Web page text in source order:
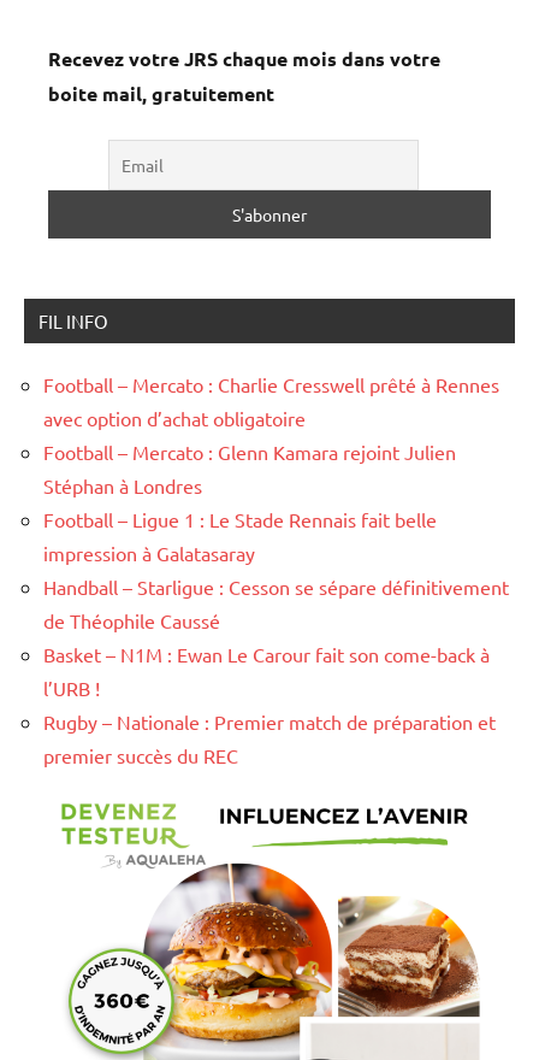
Recevez votre JRS chaque mois dans votre
boite mail, gratuitement
FIL INFO
Football – Mercato : Charlie Cresswell prêté à Rennes
avec option d’achat obligatoire
Football – Mercato : Glenn Kamara rejoint Julien
Stéphan à Londres
Football – Ligue 1 : Le Stade Rennais fait belle
impression à Galatasaray
Handball – Starligue : Cesson se sépare définitivement
de Théophile Caussé
Basket – N1M : Ewan Le Carour fait son come-back à
l’URB !
Rugby – Nationale : Premier match de préparation et
premier succès du REC